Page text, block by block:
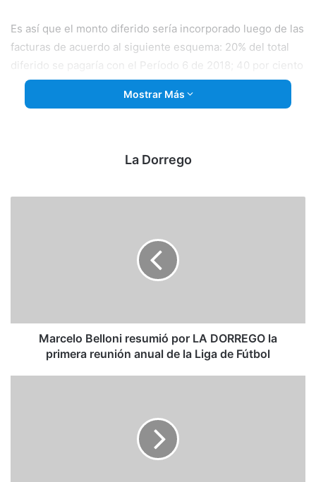
Es así que el monto diferido sería incorporado luego de las
facturas de acuerdo al siguiente esquema: 20% del total
diferido se pagaría con el Período 6 de 2018; 40 por ciento
con la factura del Período 1 de 2019; y el 40 por ciento
restante con la del Período 2 de 2019.
optativa y para atenuar el impacto de los meses de mayor
Mostrar Más
La Dorrego
Marcelo Belloni resumió por LA DORREGO la
primera reunión anual de la Liga de Fútbol